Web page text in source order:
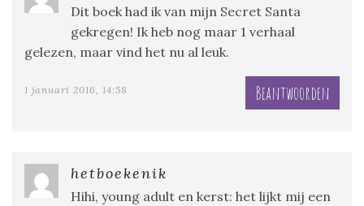
Dit boek had ik van mijn Secret Santa
gekregen! Ik heb nog maar 1 verhaal
gelezen, maar vind het nu al leuk.
1 januari 2016, 14:58 Beantwoorden
hetboekenik
Hihi, young adult en kerst: het lijkt mij een